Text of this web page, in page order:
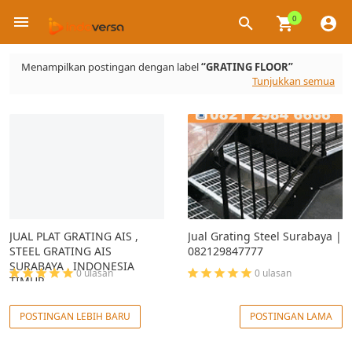
0
×
Menampilkan postingan dengan label GRATING FLOOR
Tunjukkan semua
JUAL PLAT GRATING AIS ,
STEEL GRATING AIS
SURABAYA , INDONESIA
TIMUR
0 ulasan
Jual Grating Steel Surabaya |
082129847777
0 ulasan
POSTINGAN LEBIH BARU POSTINGAN LAMA